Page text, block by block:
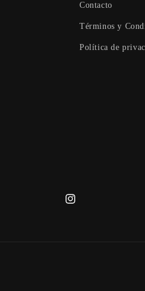
Contacto
Términos y
Política de
Instagram